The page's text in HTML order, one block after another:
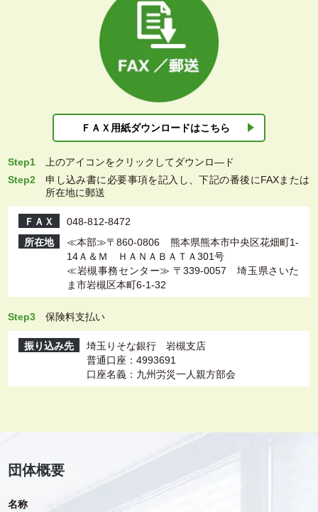
ＦＡＸ用紙ダウンロードはこちら
Step1 上のアイコンをクリックしてダウンロ―ド
Step2
申し込み書に必要事項を記入し、下記の番後にFAXまたは
所在地に郵送
ＦＡＸ
048-812-8472
所在地
≪本部≫〒860-0806 熊本県熊本市中央区花畑町1-
14Ａ＆Ｍ ＨＡＮＡＢＡＴＡ301号
≪岩槻事務センター≫ 〒339-0057 埼玉県さいた
ま市岩槻区本町6-1-32
Step3 保険料支払い
振り込み先
埼玉りそな銀行 岩槻支店
普通口座：4993691
口座名義：九州労災一人親方部会
団体概要
名称